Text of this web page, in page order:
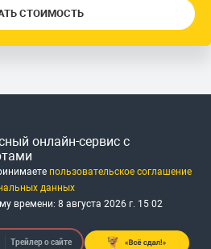
СТОИМОСТЬ
онлайн-сервис с
пользовательское соглашение
данных
времени: 8 августа 2026 г. 15 02
Трейлер о сайте